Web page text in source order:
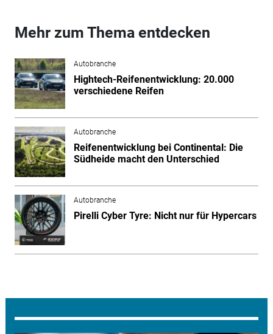
Mehr zum Thema entdecken
Autobranche
Hightech-Reifenentwicklung: 20.000
verschiedene Reifen
Autobranche
Reifenentwicklung bei Continental: Die
Südheide macht den Unterschied
Autobranche
Pirelli Cyber Tyre: Nicht nur für Hypercars